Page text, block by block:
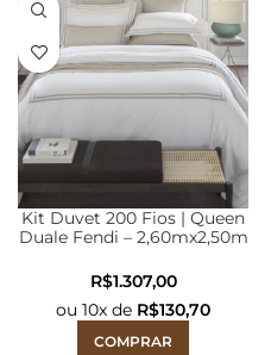
Kit Duvet 200 Fios | Queen
Duale Fendi – 2,60mx2,50m
R$
ou 10x de R$130,70
COMPRAR